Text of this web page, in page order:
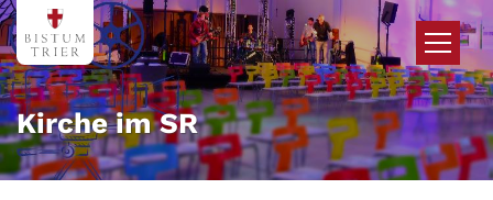
Zum Inhalt springen
Kirche im SR